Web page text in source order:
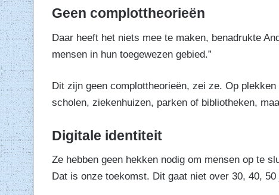
Geen complottheorieën
Daar heeft het niets mee te maken, benadrukte
mensen in hun toegewezen gebied.”
Dit zijn geen complottheorieën, zei ze. Op
scholen, ziekenhuizen, parken of bibliotheken,
Digitale identiteit
Ze hebben geen hekken nodig om mensen op te
Dat is onze toekomst. Dit gaat niet over 30, 40,